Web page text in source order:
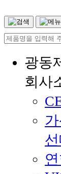
광동
회사